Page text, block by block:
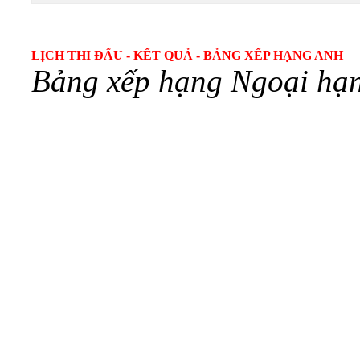
LỊCH THI ĐẤU -KẾT QUẢ -BẢNG XẾP HẠNG ANH
Bảng xếp hạng Ngoại